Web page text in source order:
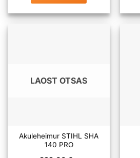
LAOST OTSAS
Akuleheimur STIHL SHA
140 PRO